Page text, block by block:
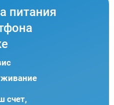
питания
счет,